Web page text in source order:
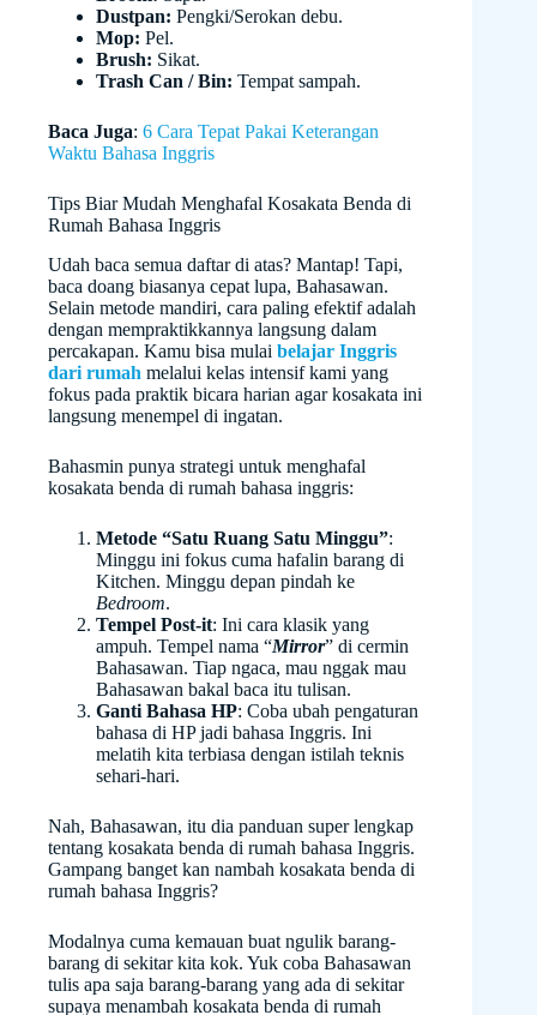
Dustpan: Pengki/Serokan debu.
Mop: Pel.
Brush: Sikat.
Trash Can / Bin: Tempat sampah.
Baca Juga: 6 Cara Tepat Pakai Keterangan
Waktu Bahasa Inggris
Tips Biar Mudah Menghafal Kosakata Benda di
Rumah Bahasa Inggris
Udah baca semua daftar di atas? Mantap! Tapi,
baca doang biasanya cepat lupa, Bahasawan.
Selain metode mandiri, cara paling efektif adalah
dengan mempraktikkannya langsung dalam
percakapan. Kamu bisa mulai belajar Inggris
dari rumah melalui kelas intensif kami yang
fokus pada praktik bicara harian agar kosakata ini
langsung menempel di ingatan.
Bahasmin punya strategi untuk menghafal
kosakata benda di rumah bahasa inggris:
Metode “Satu Ruang Satu Minggu”:
Minggu ini fokus cuma hafalin barang di
Kitchen. Minggu depan pindah ke
Bedroom.
Tempel Post-it: Ini cara klasik yang
ampuh. Tempel nama “Mirror” di cermin
Bahasawan. Tiap ngaca, mau nggak mau
Bahasawan bakal baca itu tulisan.
Ganti Bahasa HP: Coba ubah pengaturan
bahasa di HP jadi bahasa Inggris. Ini
melatih kita terbiasa dengan istilah teknis
sehari-hari.
Nah, Bahasawan, itu dia panduan super lengkap
tentang kosakata benda di rumah bahasa Inggris.
Gampang banget kan nambah kosakata benda di
rumah bahasa Inggris?
Modalnya cuma kemauan buat ngulik barang-
barang di sekitar kita kok. Yuk coba Bahasawan
tulis apa saja barang-barang yang ada di sekitar
supaya menambah kosakata benda di rumah